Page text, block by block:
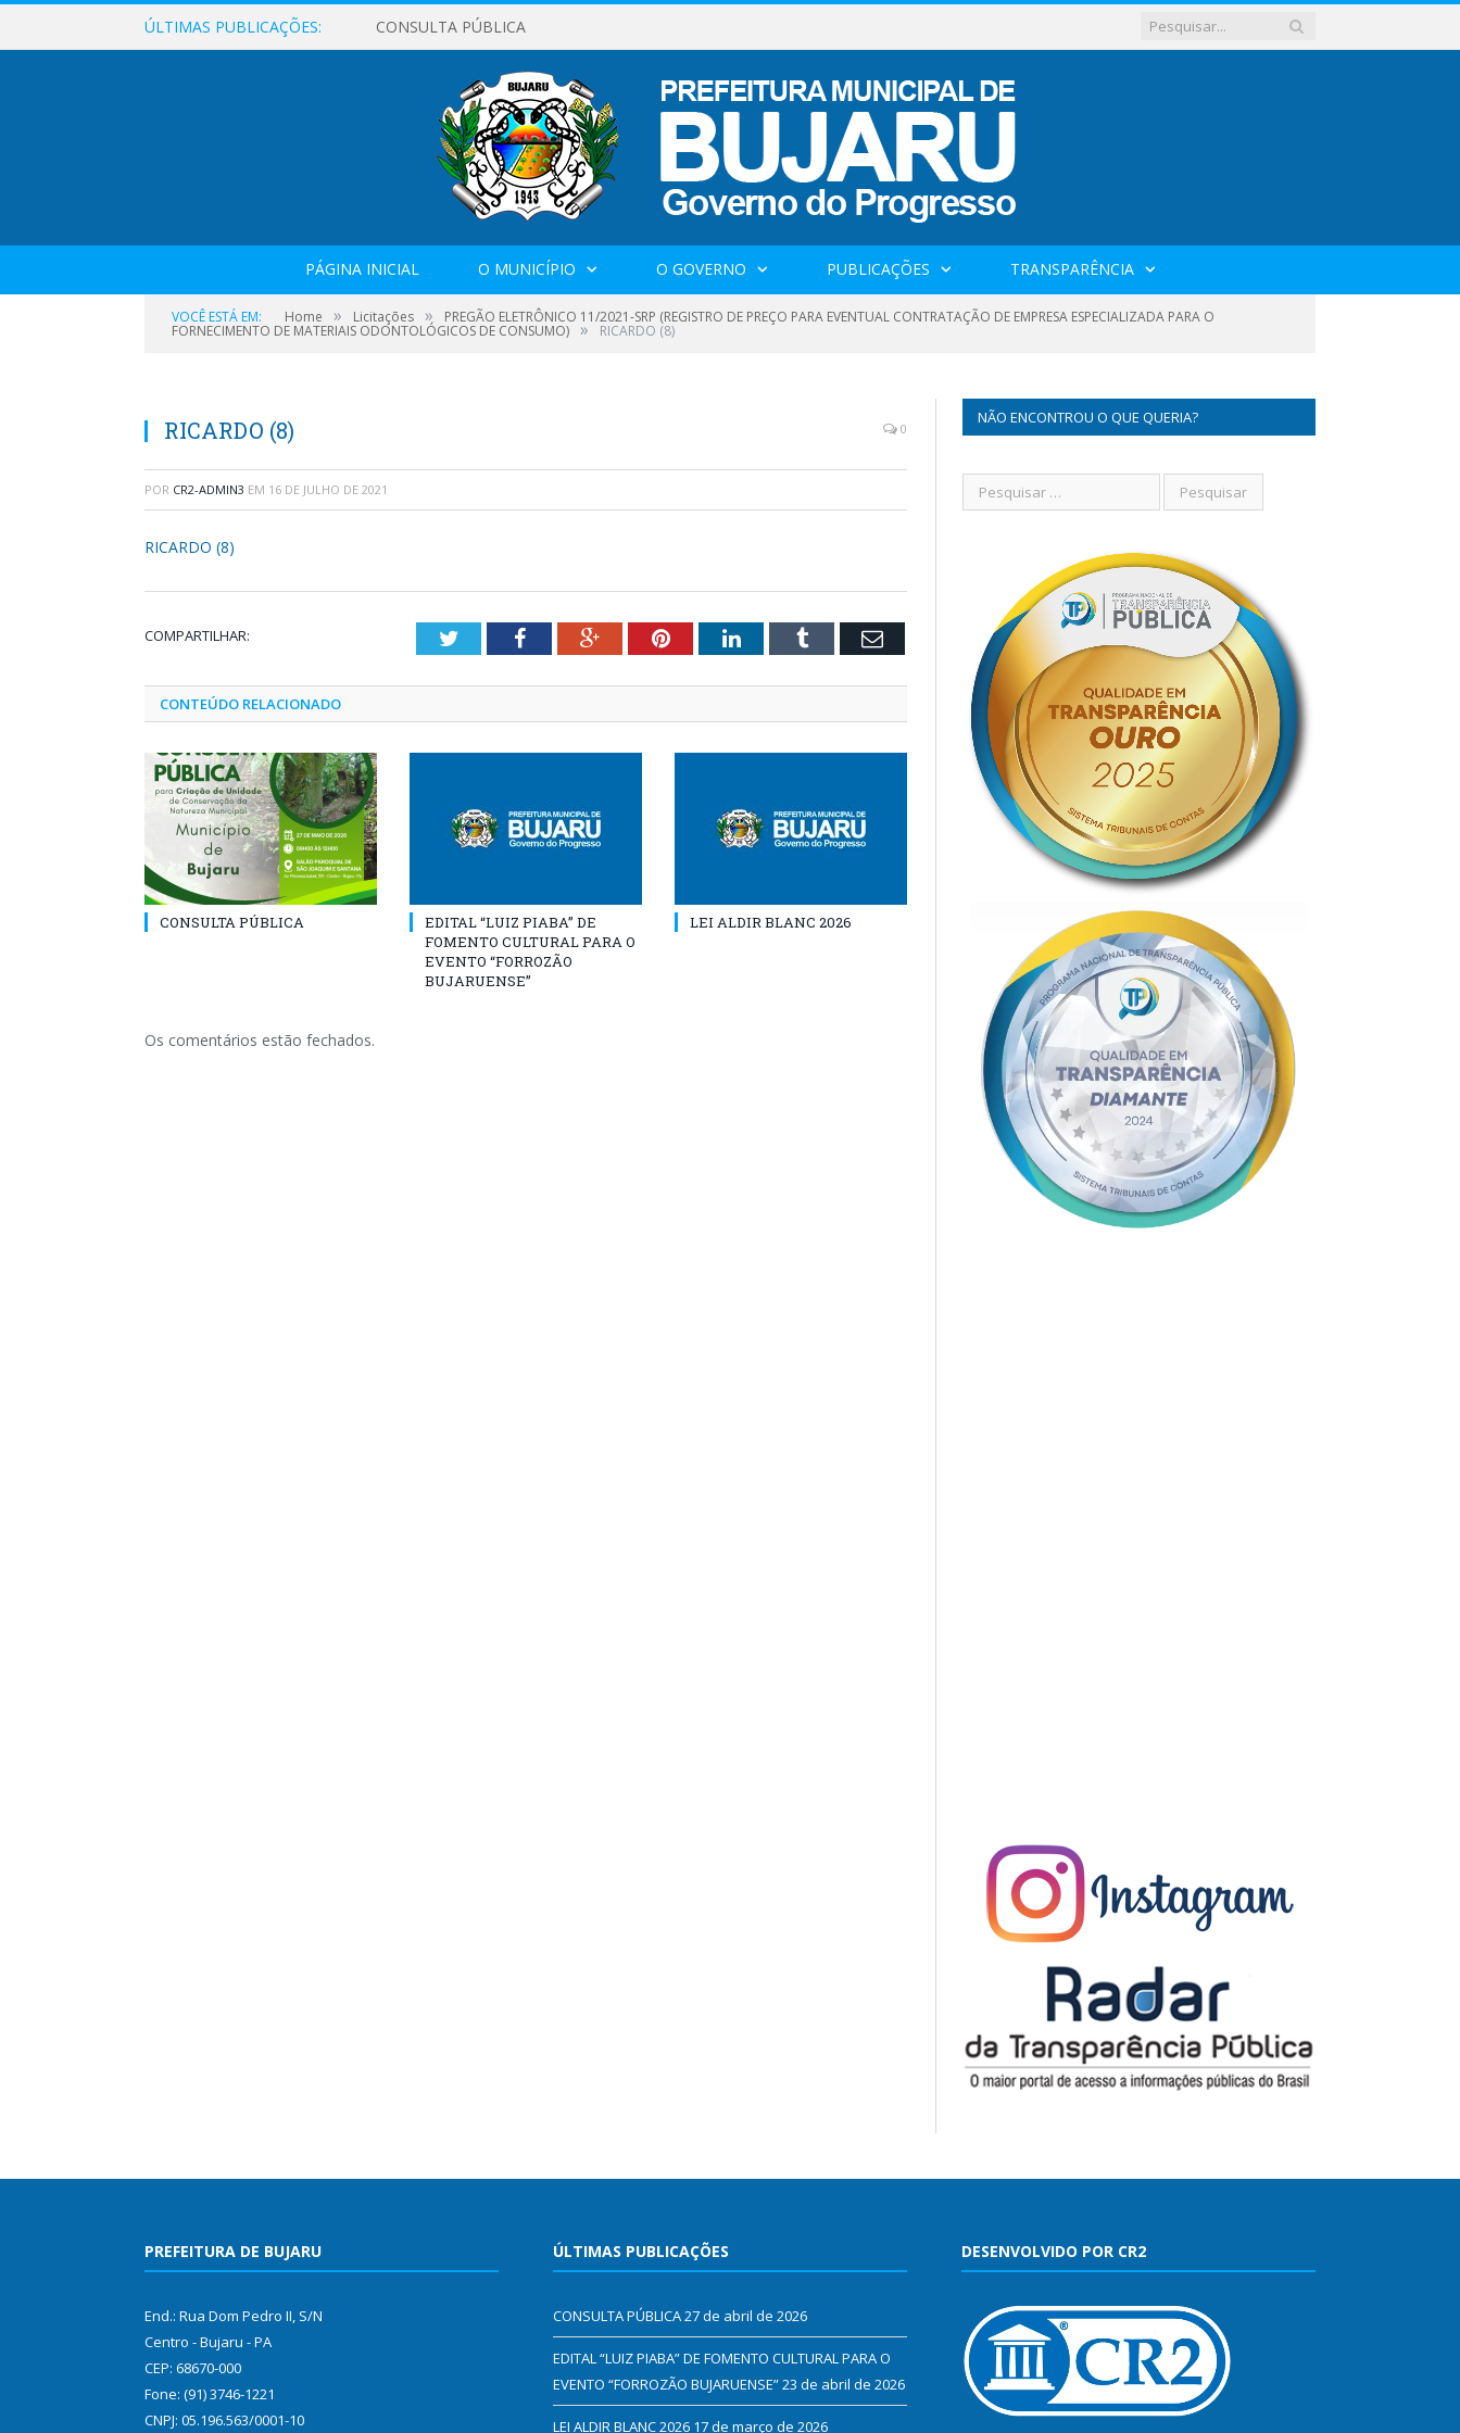
ÚLTIMAS PUBLICAÇÕES: CONSULTA PÚBLICA
PÁGINA INICIAL O MUNICÍPIO O GOVERNO PUBLICAÇÕES TRANSPARÊNCIA
VOCÊ ESTÁ EM: Home » Licitações » PREGÃO ELETRÔNICO 11/2021-SRP (REGISTRO DE PREÇO PARA EVENTUAL CONTRATAÇÃO DE EMPRESA ESPECIALIZADA PARA O
FORNECIMENTO DE MATERIAIS ODONTOLÓGICOS DE CONSUMO) » RICARDO (8)
RICARDO (8) 0
POR CR2-ADMIN3 EM 16 DE JULHO DE 2021
RICARDO (8)
COMPARTILHAR: TwitterFacebookGoogle+PinterestLinkedInTumblr Email
CONTEÚDO RELACIONADO
CONSULTA PÚBLICA
EDITAL “LUIZ PIABA” DE
FOMENTO CULTURAL PARA O
EVENTO “FORROZÃO
BUJARUENSE”
LEI ALDIR BLANC 2026
Os comentários estão fechados.
NÃO ENCONTROU O QUE QUERIA?
PREFEITURA DE BUJARU
End.: Rua Dom Pedro II, S/N
Centro - Bujaru - PA
CEP: 68670-000
Fone: (91) 3746-1221
CNPJ: 05.196.563/0001-10
ÚLTIMAS PUBLICAÇÕES
CONSULTA PÚBLICA27 de abril de 2026
EDITAL “LUIZ PIABA” DE FOMENTO CULTURAL PARA O
EVENTO “FORROZÃO BUJARUENSE”23 de abril de 2026
LEI ALDIR BLANC 2026 17 de março de 2026
DESENVOLVIDO POR CR2